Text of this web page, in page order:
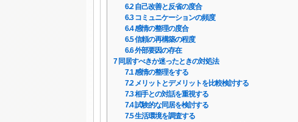
6.2自己改善と反省の度合
6.3コミュニケーションの頻度
6.4感情の整理の度合
6.5信頼の再構築の程度
6.6外部要因の存在
7同居すべきか迷ったときの対処法
7.1感情の整理をする
7.2メリットとデメリットを比較検討する
7.3相手との対話を重視する
7.4試験的な同居を検討する
7.5生活環境を調査する